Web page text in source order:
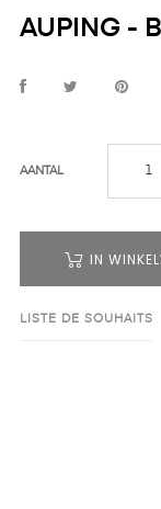
AUPING -
AANTAL
IN
LISTE DE SOUHAITS